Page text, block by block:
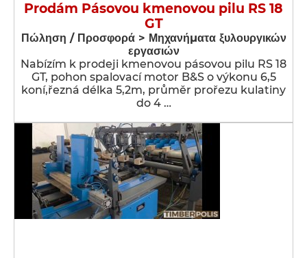
Prodám Pásovou kmenovou pilu RS 18
GT
Πώληση / Προσφορά > Μηχανήματα ξυλουργικών
εργασιών
Nabízím k prodeji kmenovou pásovou pilu RS 18
GT, pohon spalovací motor B&S o výkonu 6,5
koní,řezná délka 5,2m, průměr prořezu kulatiny
do 4 …